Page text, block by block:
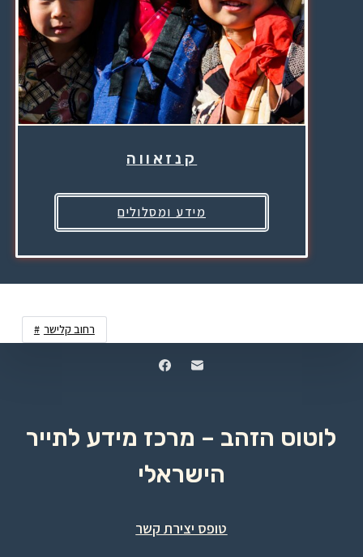
קנזאווה
מידע ומסלולים
רחוב קלישר
לוטוס הזהב – מרכז מידע לתייר
הישראלי
טופס יצירת קשר